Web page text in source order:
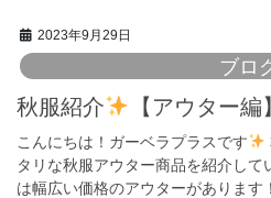
2023年9月29日
ブロ
秋服紹介 【アウター編】
こんにちは！ガーベラプラスです
タリな秋服アウター商品を紹介して
は幅広い価格のアウターがありま